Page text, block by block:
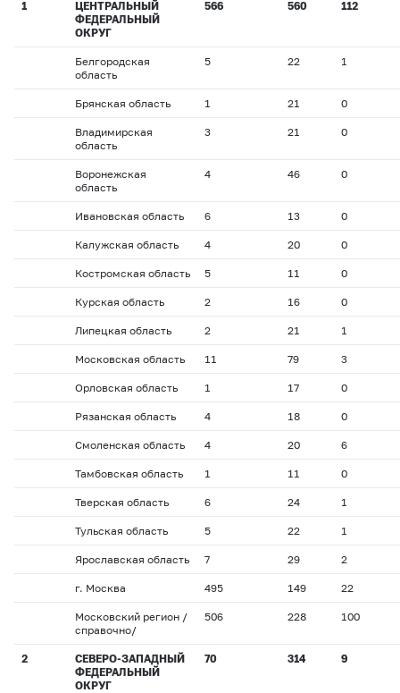
1
ЦЕНТРАЛЬНЫЙ
ФЕДЕРАЛЬНЫЙ
ОКРУГ
566 560 112
Белгородская
область
5 22 1
Брянская область 1 21 0
Владимирская
область
3 21 0
Воронежская
область
4 46 0
Ивановская область 6 13 0
Калужская область 4 20 0
Костромская область 5 11 0
Курская область 2 16 0
Липецкая область 2 21 1
Московская область 11 79 3
Орловская область 1 17 0
Рязанская область 4 18 0
Смоленская область 4 20 6
Тамбовская область 1 11 0
Тверская область 6 24 1
Тульская область 5 22 1
Ярославская область 7 29 2
г. Москва 495 149 22
Московский регион /
справочно/
506 228 100
2
СЕВЕРО-ЗАПАДНЫЙ
ФЕДЕРАЛЬНЫЙ
ОКРУГ
70 314 9